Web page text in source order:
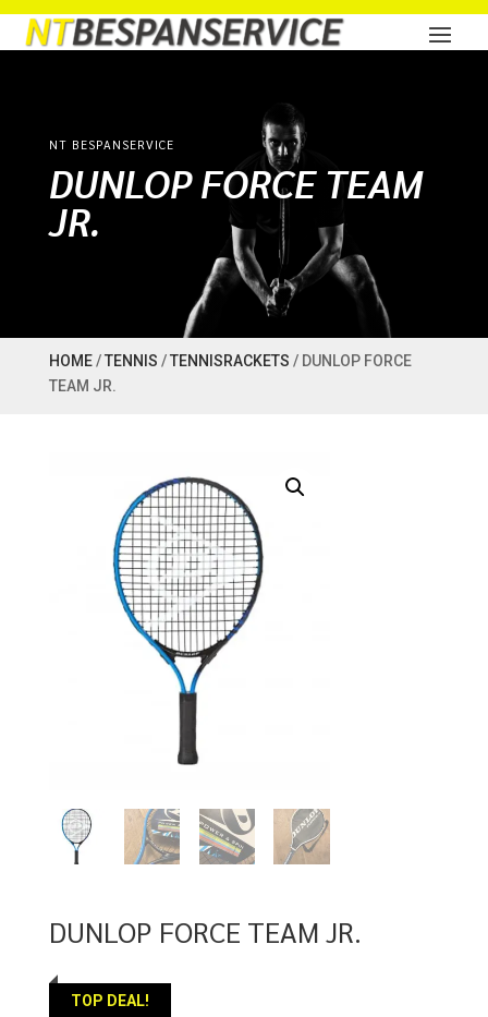
NT BESPANSERVICE
DUNLOP FORCE TEAM
JR.
HOME/TENNIS /TENNISRACKETS / DUNLOP FORCE
TEAM JR.
DUNLOP FORCE TEAM JR.
TOP DEAL!